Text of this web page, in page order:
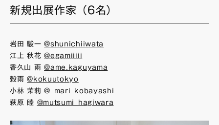
新規出展作家（6名）
岩田 駿一@shunichiiwata
江上 秋花@egamiiiii
香久山 雨@ame.kaguyama
穀雨@kokuutokyo
小林 茉莉@_mari_kobayashi
萩原 睦 @mutsumi_hagiwara